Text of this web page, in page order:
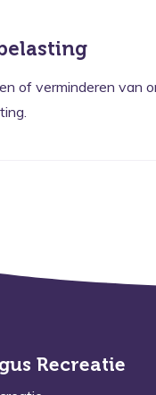
of verminderen van
Recreatie